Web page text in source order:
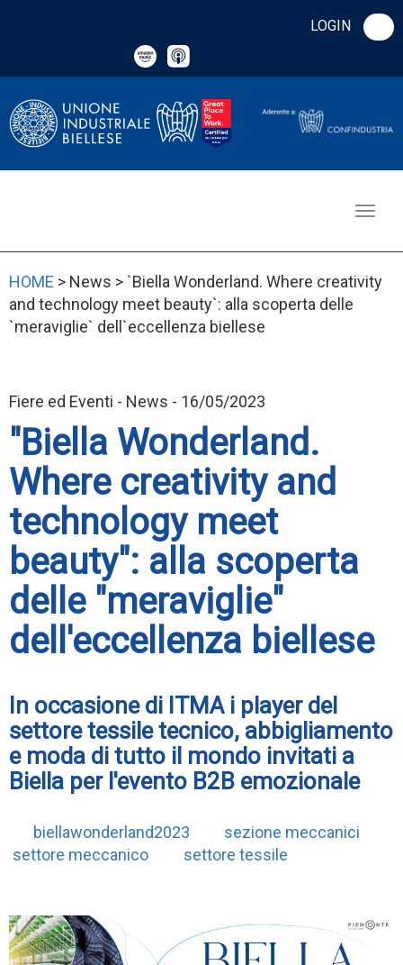
LOGIN
HOME > News > `Biella Wonderland. Where creativity
and technology meet beauty`: alla scoperta delle
`meraviglie` dell`eccellenza biellese
Fiere ed Eventi - News - 16/05/2023
"Biella Wonderland.
Where creativity and
technology meet
beauty": alla scoperta
delle "meraviglie"
dell'eccellenza biellese
In occasione di ITMA i player del
settore tessile tecnico, abbigliamento
e moda di tutto il mondo invitati a
Biella per l'evento B2B emozionale
biellawonderland2023
sezione meccanici
settore meccanico
settore tessile